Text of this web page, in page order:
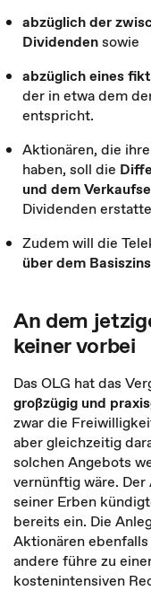
abzüglich der
Dividendensowie
abzüglich eines
der in etwa dem
entspricht.
Aktionären, die
haben, soll die
und dem
Dividenden
Zudem will die
über dem Basiszins
An dem
keiner vorbei
Das OLG hat das
großzügig und
zwar die
aber gleichzeitig
solchen Angebots
vernünftig wäre.
seiner Erben
bereits ein. Die
Aktionären
andere führe zu
kostenintensiven